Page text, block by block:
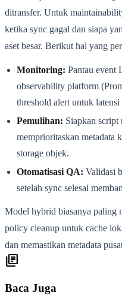
ditransfer. Untuk
ketika sync gagal dan siapa
aset besar. Berikut hal yang
Monitoring: Pantau event
observability platform
threshold alert untuk latensi
Pemulihan: Siapkan script
memprioritaskan metadata
storage objek.
Otomatisasi QA: Validasi
setelah sync selesai
Model hybrid biasanya paling
policy cleanup untuk cache
dan memastikan metadata
library_books
Baca Juga